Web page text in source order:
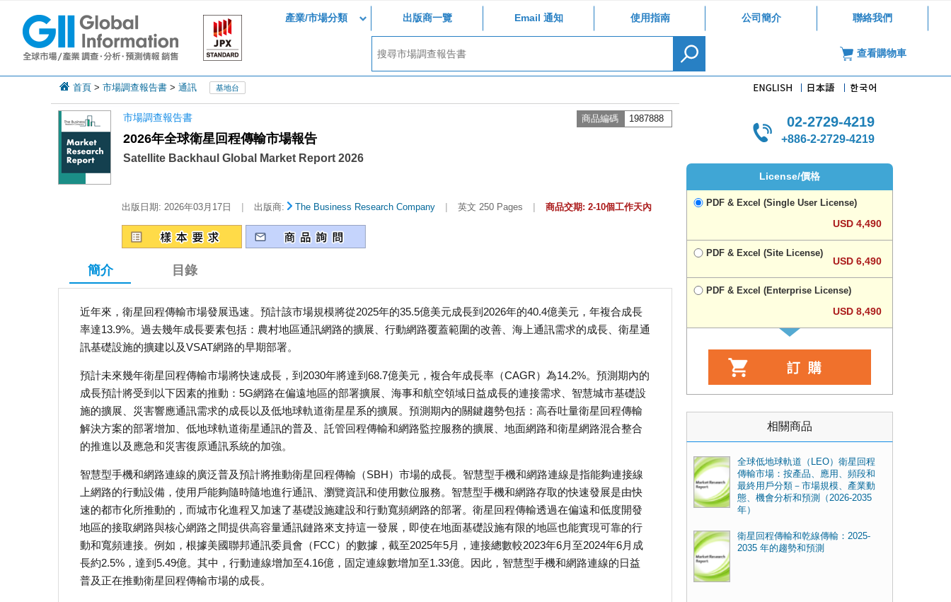
產業/市場分類 出版商一覽 Email 通知 使用指南 公司簡介 聯絡我們
查看購物車
首頁 > 市場調查報告書 > 通訊 基地台
市場調查報告書 商品編碼 1987888
2026年全球衛星回程傳輸市場報告
Satellite Backhaul Global Market Report 2026
出版日期: 2026年03月17日 | 出版商: The Business Research Company | 英文 250 Pages | 商品交期: 2-10個工作天內
簡介 目錄
近年來，衛星回程傳輸市場發展迅速。預計該市場規模將從2025年的35.5億美元成長到2026年的40.4億美元，年複合成長
率達13.9%。過去幾年成長要素包括：農村地區通訊網路的擴展、行動網路覆蓋範圍的改善、海上通訊需求的成長、衛星通
訊基礎設施的擴建以及VSAT網路的早期部署。
預計未來幾年衛星回程傳輸市場將快速成長，到2030年將達到68.7億美元，複合年成長率（CAGR）為14.2%。預測期內的
成長預計將受到以下因素的推動：5G網路在偏遠地區的部署擴展、海事和航空領域日益成長的連接需求、智慧城市基礎設
施的擴展、災害響應通訊需求的成長以及低地球軌道衛星星系的擴展。預測期內的關鍵趨勢包括：高吞吐量衛星回程傳輸
解決方案的部署增加、低地球軌道衛星通訊的普及、託管回程傳輸和網路監控服務的擴展、地面網路和衛星網路混合整合
的推進以及應急和災害復原通訊系統的加強。
智慧型手機和網路連線的廣泛普及預計將推動衛星回程傳輸（SBH）市場的成長。智慧型手機和網路連線是指能夠連接線
上網路的行動設備，使用戶能夠隨時隨地進行通訊、瀏覽資訊和使用數位服務。智慧型手機和網路存取的快速發展是由快
速的都市化所推動的，而城市化進程又加速了基礎設施建設和行動寬頻網路的部署。衛星回程傳輸透過在偏遠和低度開發
地區的接取網路與核心網路之間提供高容量通訊鏈路來支持這一發展，即使在地面基礎設施有限的地區也能實現可靠的行
動和寬頻連接。例如，根據美國聯邦通訊委員會（FCC）的數據，截至2025年5月，連接總數較2023年6月至2024年6月成
長約2.5%，達到5.49億。其中，行動連線增加至4.16億，固定連線數增加至1.33億。因此，智慧型手機和網路連線的日益
普及正在推動衛星回程傳輸市場的成長。
02-2729-4219
+886-2-2729-4219
License/價格
PDF & Excel (Single User License)
USD 4,490
PDF & Excel (Site License)
USD 6,490
PDF & Excel (Enterprise License)
USD 8,490
相關商品
全球低地球軌道（LEO）衛星回程
傳輸市場：按產品、應用、頻段和
最終用戶分類－市場規模、產業動
態、機會分析和預測（2026-2035
年）
衛星回程傳輸和乾線傳輸：2025-
2035 年的趨勢和預測